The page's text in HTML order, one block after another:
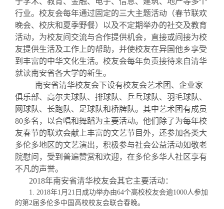
义工计划
新媒体平台
青春风采
校友文苑
校友讲坛
校友视界
信息化服务
三创大赛
实用信息
总会简介
会长致辞
总会章程
理事会名单
制度法规
联系我们
关闭
行业。校友会每年通过固定的三大主题活动（春节联欢
晚会、校庆和夏季野餐）以及不定期举办的社交及教育
活动，为校友间交流与合作提供机会，直接或间接为校
友提供生活及工作上的帮助，并使校友在异国他乡享受
到丰富的中华文化生活。校友会每年负责接待来自清华
就读南安省各大学的新生。
南安省清华校友会下设有校友会艺术团、企业家
俱乐部、高尔夫球队、排球队、乒乓球队、羽毛球队、
网球队、长跑队、足球队和桥牌队。其中艺术团有成员
80多名，以合唱和舞蹈为主要活动。他们除了为每年校
友春节的联欢会献上丰富的文艺节目外，还参加各类大
多伦多地区的文艺演出，积极参与社会公益活动如敬老
院慰问，受到普遍赞赏和欢迎，在多伦多华人社区享有
不凡的声誉。
2018年南安省清华校友会其它主要活动：
1. 2018年1月21日成功举办由64个高校校友会逾1000人参加
的第2届多伦多中国高校校友会联合春晚。